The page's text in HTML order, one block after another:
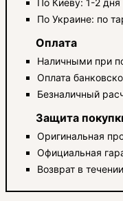
По Украине: по
Оплата
Наличными при
Оплата
Безналичный
Защита
Оригинальная
Официальная
Возврат в